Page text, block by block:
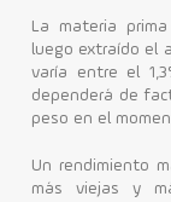
La materia
luego extraído el
varía entre el
dependerá de
peso en el
Un rendimiento
más viejas y